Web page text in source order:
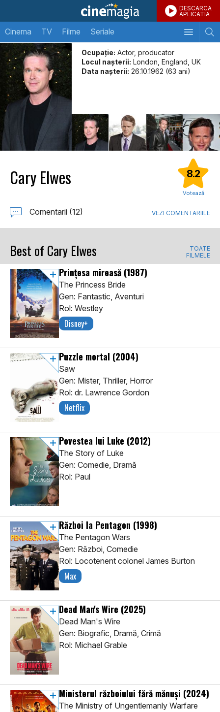
DESCARCA
APLICATIA
Cinema TV Filme Seriale
Ocupație: Actor, producator
Locul naşterii: London, England, UK
Data naşterii: 26.10.1962 (63 ani)
Cary Elwes 8.2
Votează
Comentarii (12) VEZI COMENTARIILE
Best of Cary Elwes
TOATE
FILMELE
Prințesa mireasă (1987)
The Princess Bride
Gen: Fantastic, Aventuri
Rol: Westley
Disney+
Puzzle mortal (2004)
Saw
Gen: Mister, Thriller, Horror
Rol: dr. Lawrence Gordon
Netflix
Povestea lui Luke (2012)
The Story of Luke
Gen: Comedie, Dramă
Rol: Paul
Război la Pentagon (1998)
The Pentagon Wars
Gen: Război, Comedie
Rol: Locotenent colonel James Burton
Max
Dead Man's Wire (2025)
Dead Man's Wire
Gen: Biografic, Dramă, Crimă
Rol: Michael Grable
Ministerul războiului fără mănuși (2024)
The Ministry of Ungentlemanly Warfare